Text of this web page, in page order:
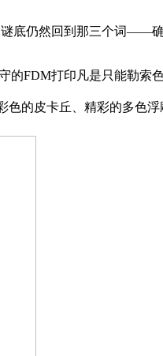
仍然回到那三个词——确
打印凡是只能勒索
的皮卡丘、精彩的多色